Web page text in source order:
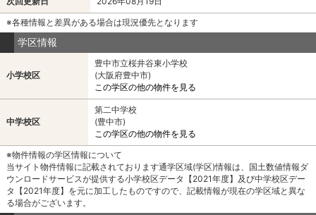
※各種情報と差異がある場合は現況優先となります
学区情報
小学校区
豊中市立桜井谷東小学校
(大阪府豊中市)
この学区の他の物件を見る
中学校区
第二中学校
(豊中市)
この学区の他の物件を見る
※物件情報の学区情報について
当サイト物件情報に記載されております通学区域(学区)情報は、国土数値情報ダ
ウンロードサービスが提供する小学校区データ【2021年度】及び中学校区デー
タ【2021年度】を元に加工したものですので、記載情報が現在の学区域と異な
る場合がございます。